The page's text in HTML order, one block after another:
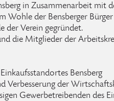
in Zusammenarbeit mit
Wohle der Bensberger
der Verein gegründet.
die Mitglieder der
Bensberg
Verbesserung der
Gewerbetreibenden des